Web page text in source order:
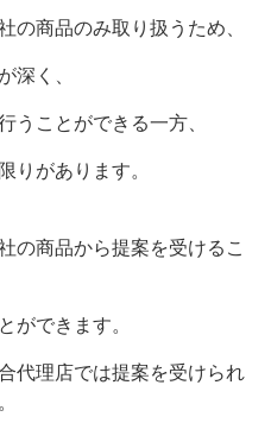
の商品のみ取り扱うため、
深く、
うことができる一方、
りがあります。
の商品から提案を受けるこ
ができます。
代理店では提案を受けられ